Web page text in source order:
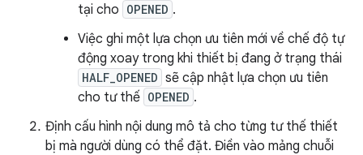
tại cho OPENED .
Việc ghi một lựa chọn ưu tiên mới về chế độ tự
động xoay trong khi thiết bị đang ở trạng thái
HALF_OPENED sẽ cập nhật lựa chọn ưu tiên
cho tư thế OPENED .
Định cấu hình nội dung mô tả cho từng tư thế thiết
bị mà người dùng có thể đặt. Điền vào mảng chuỗi